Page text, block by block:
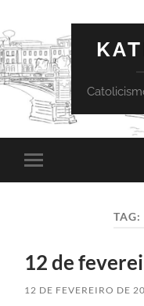
Toggle
mobile
TAG:
12 de
12 DE FEVEREIRO DE